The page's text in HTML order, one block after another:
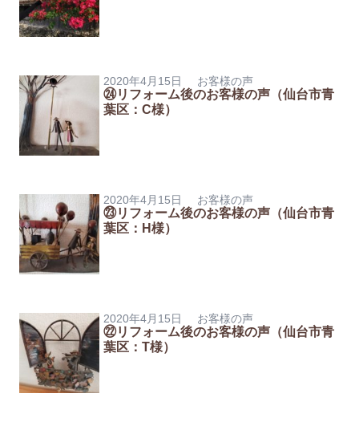
2020年4月15日 お客様の声
㉔リフォーム後のお客様の声（仙台市青
葉区：C様）
2020年4月15日 お客様の声
㉓リフォーム後のお客様の声（仙台市青
葉区：H様）
2020年4月15日 お客様の声
㉒リフォーム後のお客様の声（仙台市青
葉区：T様）